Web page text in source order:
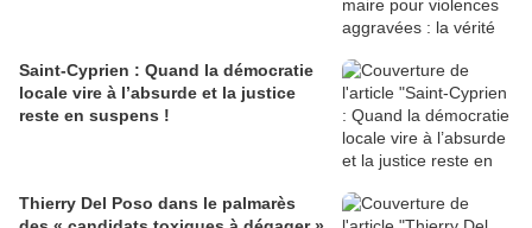
Saint-Cyprien : Quand la démocratie
locale vire à l’absurde et la justice
reste en suspens !
Thierry Del Poso dans le palmarès